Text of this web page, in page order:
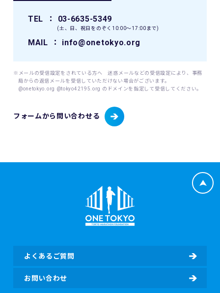
9. 本イベントの参加者が未成年の場合、親権者等法定代理人
11. 主催者は、必要と判断する場合いつでも本規約を変更で
宜の場所に掲示（及び登録されたメールアドレスへの通知
が）された時点からその効力を生じるものとみなされます。
フォームから問い合わせる
TEL ： 03-6635-5349
(土、日、祝日をのぞく10:00〜17:00まで)
MAIL ： info@onetokyo.org
※メールの受信設定をされている方へ 迷惑メールなどの受信設定により、事務
局からの返信メールを受信していただけない場合がございます。
@onetokyo.org @tokyo42195.org のドメインを指定して受信してください。
よくあるご質問
お問い合わせ